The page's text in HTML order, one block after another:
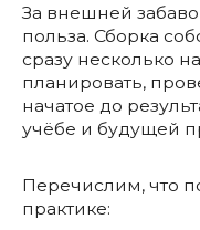
За внешней
польза. Сборка
сразу несколько
планировать,
начатое до
учёбе и будущей
Перечислим, что
практике: